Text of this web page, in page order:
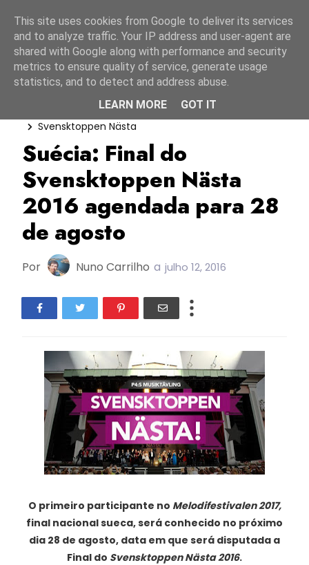
Melodifestivalen 2017
Suécia
Svensktoppen Nästa
Suécia: Final do
Svensktoppen Nästa
2016 agendada para 28
de agosto
Por Nuno Carrilho a julho 12, 2016
O primeiro participante no Melodifestivalen 2017,
final nacional sueca, será conhecido no próximo
dia 28 de agosto, data em que será disputada a
Final do Svensktoppen Nästa 2016.
This site uses cookies from Google to deliver its services
and to analyze traffic. Your IP address and user-agent are
shared with Google along with performance and security
metrics to ensure quality of service, generate usage
statistics, and to detect and address abuse.
LEARN MORE
GOT IT